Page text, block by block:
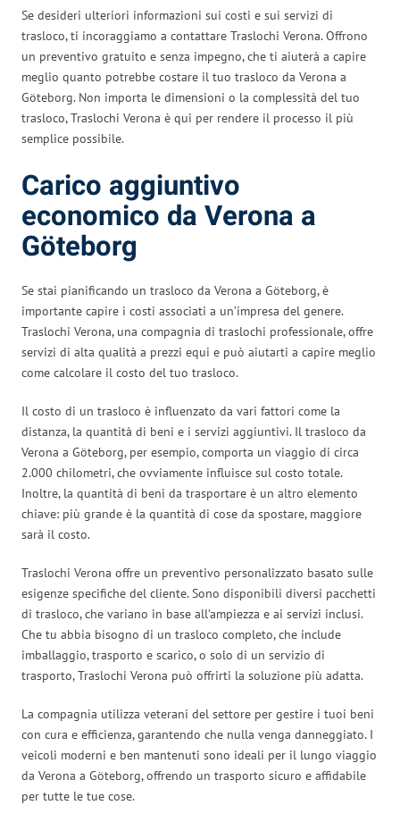
Se desideri ulteriori informazioni sui costi e sui servizi di
trasloco, ti incoraggiamo a contattare Traslochi Verona. Offrono
un preventivo gratuito e senza impegno, che ti aiuterà a capire
meglio quanto potrebbe costare il tuo trasloco da Verona a
Göteborg. Non importa le dimensioni o la complessità del tuo
trasloco, Traslochi Verona è qui per rendere il processo il più
semplice possibile.
Carico aggiuntivo
economico da Verona a
Göteborg
Se stai pianificando un trasloco da Verona a Göteborg, è
importante capire i costi associati a un’impresa del genere.
Traslochi Verona, una compagnia di traslochi professionale, offre
servizi di alta qualità a prezzi equi e può aiutarti a capire meglio
come calcolare il costo del tuo trasloco.
Il costo di un trasloco è influenzato da vari fattori come la
distanza, la quantità di beni e i servizi aggiuntivi. Il trasloco da
Verona a Göteborg, per esempio, comporta un viaggio di circa
2.000 chilometri, che ovviamente influisce sul costo totale.
Inoltre, la quantità di beni da trasportare è un altro elemento
chiave: più grande è la quantità di cose da spostare, maggiore
sarà il costo.
Traslochi Verona offre un preventivo personalizzato basato sulle
esigenze specifiche del cliente. Sono disponibili diversi pacchetti
di trasloco, che variano in base all’ampiezza e ai servizi inclusi.
Che tu abbia bisogno di un trasloco completo, che include
imballaggio, trasporto e scarico, o solo di un servizio di
trasporto, Traslochi Verona può offrirti la soluzione più adatta.
La compagnia utilizza veterani del settore per gestire i tuoi beni
con cura e efficienza, garantendo che nulla venga danneggiato. I
veicoli moderni e ben mantenuti sono ideali per il lungo viaggio
da Verona a Göteborg, offrendo un trasporto sicuro e affidabile
per tutte le tue cose.